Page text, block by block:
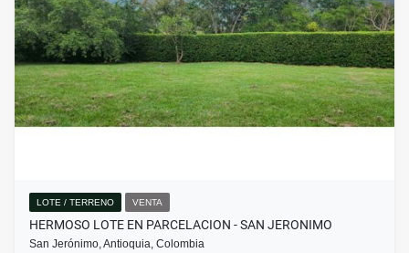
LOTE / TERRENO VENTA
HERMOSO LOTE EN PARCELACION - SAN JERONIMO
San Jerónimo, Antioquia, Colombia